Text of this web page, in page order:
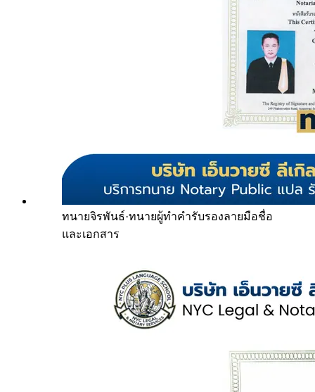
ทนายจิรพันธ์·ทนายผู้ทำคำรับรองลายมือชื่อ
และเอกสาร